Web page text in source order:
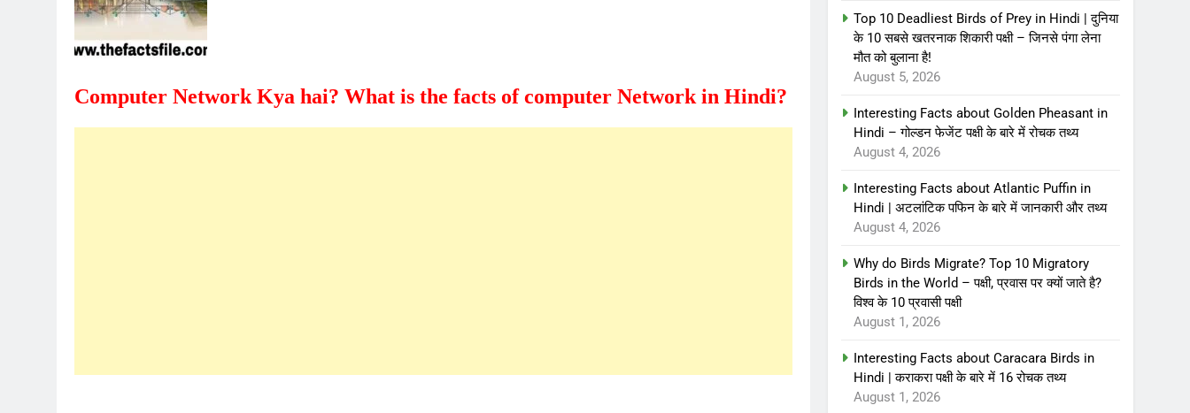
Computer Network Kya hai? What is the facts of computer Network in Hindi?
Top 10 Deadliest Birds of Prey in Hindi | दुनिया
के 10 सबसे खतरनाक शिकारी पक्षी – जिनसे पंगा लेना
मौत को बुलाना है!
August 5, 2026
Interesting Facts about Golden Pheasant in
Hindi – गोल्डन फेजेंट पक्षी के बारे में रोचक तथ्य
August 4, 2026
Interesting Facts about Atlantic Puffin in
Hindi | अटलांटिक पफिन के बारे में जानकारी और तथ्य
August 4, 2026
Why do Birds Migrate? Top 10 Migratory
Birds in the World – पक्षी, प्रवास पर क्यों जाते है?
विश्व के 10 प्रवासी पक्षी
August 1, 2026
Interesting Facts about Caracara Birds in
Hindi | कराकरा पक्षी के बारे में 16 रोचक तथ्य
August 1, 2026